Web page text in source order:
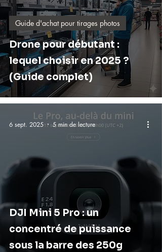
Drone pour débutant :
lequel choisir en 2025 ?
(Guide complet)
Guide d'achat pour tirages photos
DJI Mini 5 Pro : un
concentré de puissance
sous la barre des 250g
6 sept. 2025 5 min de lecture